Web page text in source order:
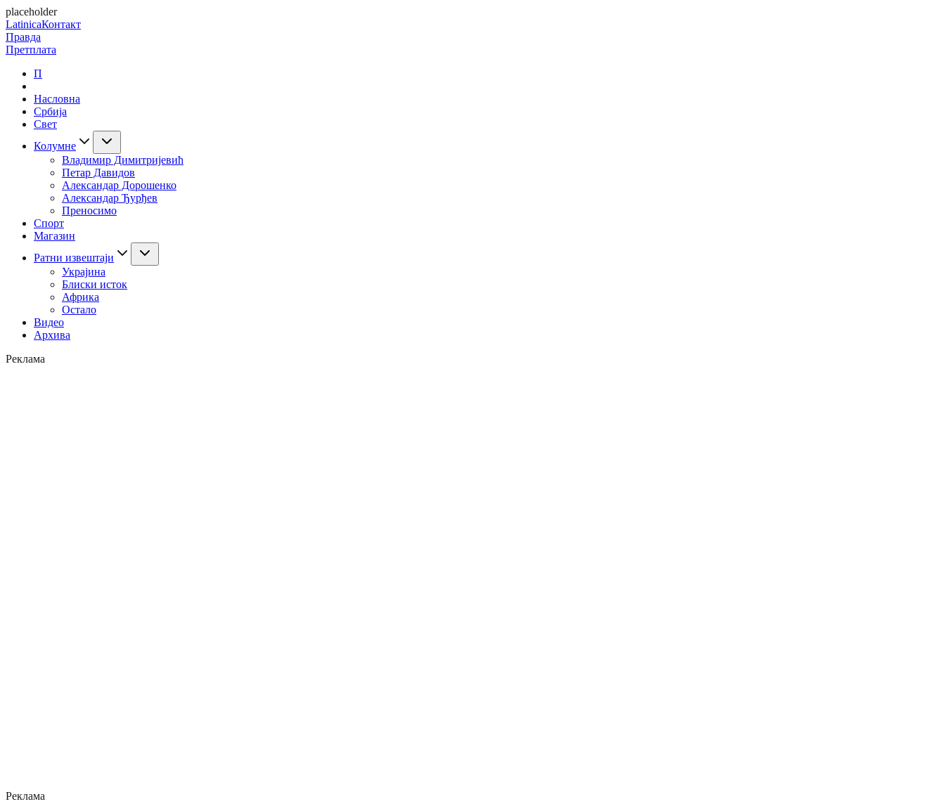
placeholder
LatinicaКонтакт
Правда
Претплата
П
Насловна
Србија
Свет
Колумне
Владимир Димитријевић
Петар Давидов
Александар Дорошенко
Александар Ђурђев
Преносимо
Спорт
Магазин
Ратни извештаји
Украјина
Блиски исток
Африка
Остало
Видео
Архива
Реклама
Реклама